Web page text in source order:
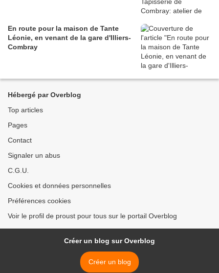
En route pour la maison de Tante
Léonie, en venant de la gare d'Illiers-
Combray
Hébergé par Overblog
Top articles
Pages
Contact
Signaler un abus
C.G.U.
Cookies et données personnelles
Préférences cookies
Voir le profil de proust pour tous sur le portail Overblog
Créer un blog sur Overblog
Créer un blog